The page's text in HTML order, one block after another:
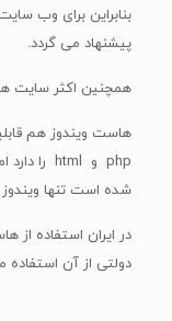
پیشنهاد می گردد.
همچنین اکثر سایت
شده است تنها ویندوز
در ایران استفاده
دولتی از آن استفاده